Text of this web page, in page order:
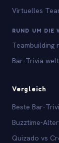
Virtuelles
RUND UM DIE
Teambuilding
Bar-Trivia
Vergleich
Beste Bar-
Buzztime-
Quizado vs